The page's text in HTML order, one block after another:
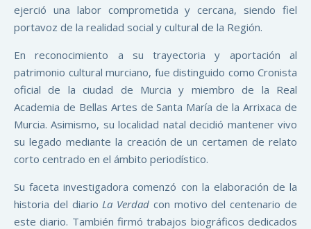
ejerció una labor comprometida y cercana, siendo fiel
portavoz de la realidad social y cultural de la Región.
En reconocimiento a su trayectoria y aportación al
patrimonio cultural murciano, fue distinguido como Cronista
oficial de la ciudad de Murcia y miembro de la Real
Academia de Bellas Artes de Santa María de la Arrixaca de
Murcia. Asimismo, su localidad natal decidió mantener vivo
su legado mediante la creación de un certamen de relato
corto centrado en el ámbito periodístico.
Su faceta investigadora comenzó con la elaboración de la
historia del diario La Verdad con motivo del centenario de
este diario. También firmó trabajos biográficos dedicados